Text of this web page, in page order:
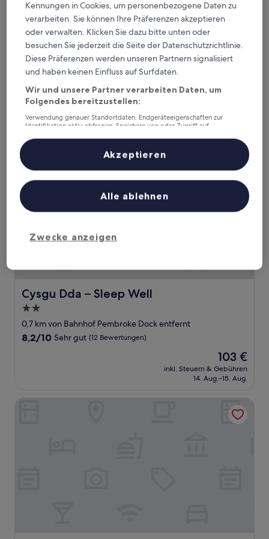
Ferry House Inn
Ferry House Inn
3.0-
Sterne-
2,6 km von Bahnhof Pembroke Dock entfernt
von
10,
Außergewöhnlich,
(182
Bewertungen)
9,6/10
beträgt
inkl. Steuern & Gebühren
5. Sept.–6. Sept.
Cysgu Dda – Sleep Well
Cysgu Dda – Sleep Well
2.0-
Sterne-
Unterkunft
0,7 km von Bahnhof Pembroke Dock entfernt
8.2
Bewertungen)
8,2/10 Sehr gut (12 Bewertungen)
Der
Preis
beträgt
103 €
inkl. Steuern & Gebühren
14. Aug.–15. Aug.
Cysgu Dda – Sleep Well
Kennungen in Cookies, um personenbezogene Daten zu
verarbeiten. Sie können Ihre Präferenzen akzeptieren
oder verwalten. Klicken Sie dazu bitte unten oder
besuchen Sie jederzeit die Seite der Datenschutzrichtlinie.
Diese Präferenzen werden unseren Partnern signalisiert
und haben keinen Einfluss auf Surfdaten.
Wir und unsere Partner verarbeiten Daten, um
Folgendes bereitzustellen:
Verwendung genauer Standortdaten. Endgeräteeigenschaften zur
Identifikation aktiv abfragen. Speichern von oder Zugriff auf
Inhalte, Messung von Werbeleistung und der Performance von Inhalten,
Zielgruppenforschung sowie Entwicklung und Verbesserung von
Liste der Partner (Lieferanten)
Zwecke anzeigen
Alle ablehnen
Akzeptieren